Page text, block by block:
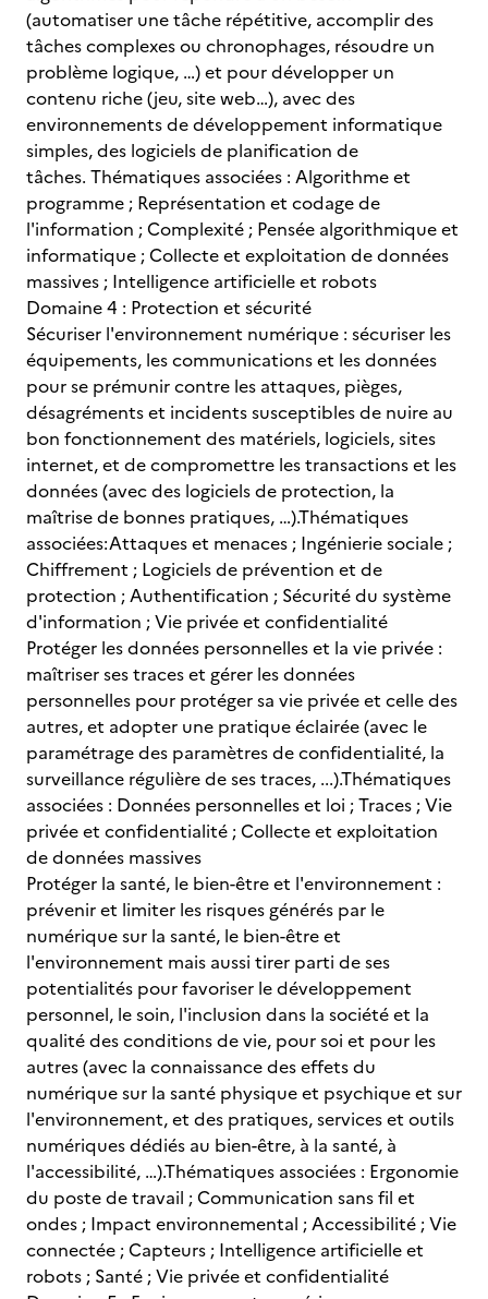
(automatiser une tâche répétitive, accomplir des
tâches complexes ou chronophages, résoudre un
problème logique, …) et pour développer un
contenu riche (jeu, site web…), avec des
environnements de développement informatique
simples, des logiciels de planification de
tâches. Thématiques associées : Algorithme et
programme ; Représentation et codage de
l'information ; Complexité ; Pensée algorithmique et
informatique ; Collecte et exploitation de données
massives ; Intelligence artificielle et robots
Domaine 4 : Protection et sécurité
Sécuriser l'environnement numérique : sécuriser les
équipements, les communications et les données
pour se prémunir contre les attaques, pièges,
désagréments et incidents susceptibles de nuire au
bon fonctionnement des matériels, logiciels, sites
internet, et de compromettre les transactions et les
données (avec des logiciels de protection, la
maîtrise de bonnes pratiques, …).Thématiques
associées:Attaques et menaces ; Ingénierie sociale ;
Chiffrement ; Logiciels de prévention et de
protection ; Authentification ; Sécurité du système
d'information ; Vie privée et confidentialité
Protéger les données personnelles et la vie privée :
maîtriser ses traces et gérer les données
personnelles pour protéger sa vie privée et celle des
autres, et adopter une pratique éclairée (avec le
paramétrage des paramètres de confidentialité, la
surveillance régulière de ses traces, ...).Thématiques
associées : Données personnelles et loi ; Traces ; Vie
privée et confidentialité ; Collecte et exploitation
de données massives
Protéger la santé, le bien-être et l'environnement :
prévenir et limiter les risques générés par le
numérique sur la santé, le bien-être et
l'environnement mais aussi tirer parti de ses
potentialités pour favoriser le développement
personnel, le soin, l'inclusion dans la société et la
qualité des conditions de vie, pour soi et pour les
autres (avec la connaissance des effets du
numérique sur la santé physique et psychique et sur
l'environnement, et des pratiques, services et outils
numériques dédiés au bien-être, à la santé, à
l'accessibilité, …).Thématiques associées : Ergonomie
du poste de travail ; Communication sans fil et
ondes ; Impact environnemental ; Accessibilité ; Vie
connectée ; Capteurs ; Intelligence artificielle et
robots ; Santé ; Vie privée et confidentialité